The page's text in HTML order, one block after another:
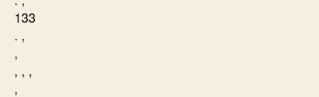
133
. ,
,
, , ,
,